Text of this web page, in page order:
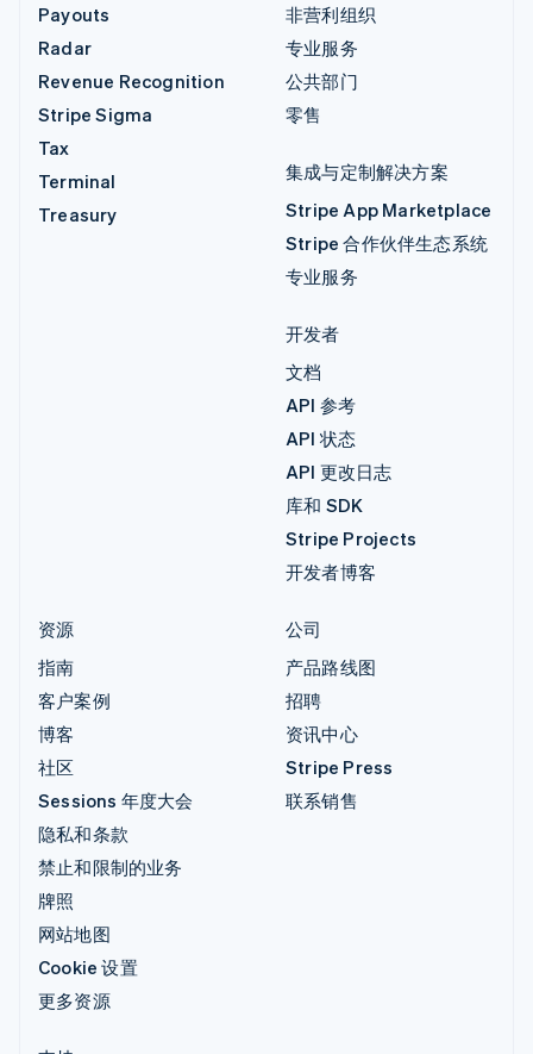
Payouts
Radar
Revenue Recognition
Stripe Sigma
Tax
Terminal
Treasury
非营利组织
专业服务
公共部门
零售
集成与定制解决方案
Stripe App Marketplace
Stripe 合作伙伴生态系统
专业服务
开发者
文档
API 参考
API 状态
API 更改日志
库和 SDK
Stripe Projects
开发者博客
资源
指南
客户案例
博客
社区
Sessions 年度大会
隐私和条款
禁止和限制的业务
牌照
网站地图
Cookie 设置
更多资源
公司
产品路线图
招聘
资讯中心
Stripe Press
联系销售